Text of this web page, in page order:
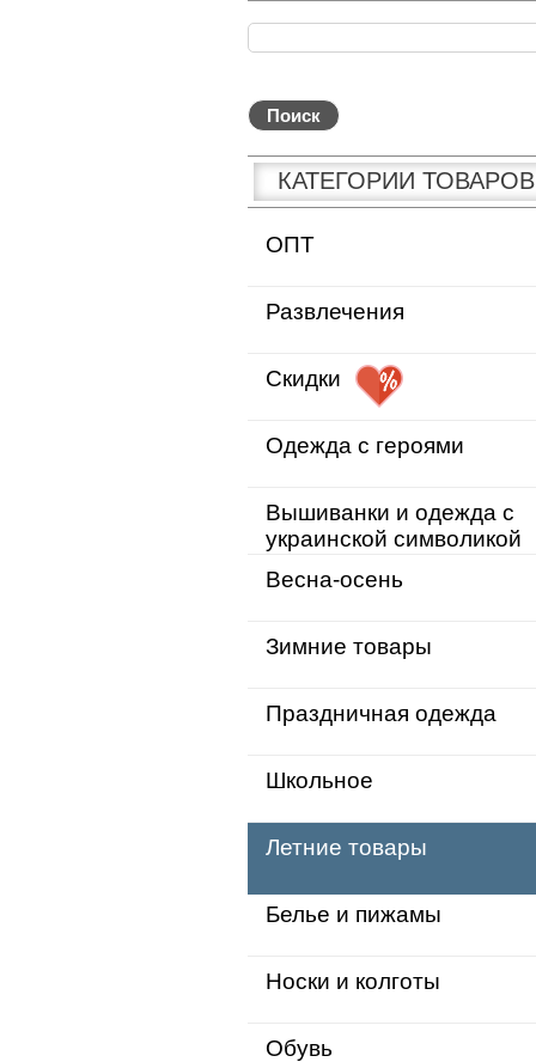
КАТЕГОРИИ
ОПТ
Развлечения
Скидки
Одежда с героями
Вышиванки и одежда с
украинской символикой
Весна-осень
Зимние товары
Праздничная одежда
Школьное
Летние товары
Белье и пижамы
Носки и колготы
Обувь